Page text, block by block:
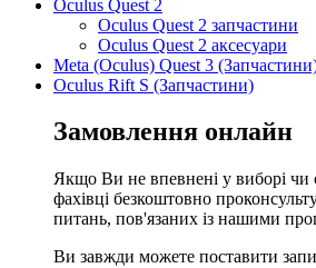
Oculus Quest 2
Oculus Quest 2 запчастини
Oculus Quest 2 аксесуари
Meta (Oculus) Quest 3
Oculus Rift S (Запчастини)
Замовлення онлайн
Якщо Ви не впевнені у виборі чи
фахівці безкоштовно
питань, пов'язаних із нашими
Ви завжди можете поставити